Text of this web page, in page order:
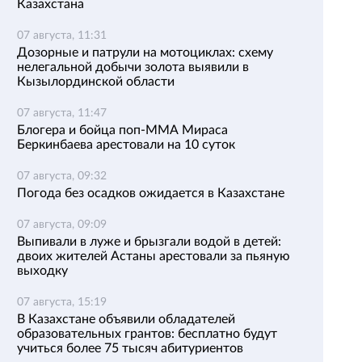
Казахстана
07 августа, 11:31
Дозорные и патрули на мотоциклах: схему
нелегальной добычи золота выявили в
Кызылординской области
07 августа, 11:47
Блогера и бойца поп-ММА Мираса
Беркинбаева арестовали на 10 суток
07 августа, 09:32
Погода без осадков ожидается в Казахстане
07 августа, 09:09
Выпивали в луже и брызгали водой в детей:
двоих жителей Астаны арестовали за пьяную
выходку
07 августа, 15:19
В Казахстане объявили обладателей
образовательных грантов: бесплатно будут
учиться более 75 тысяч абитуриентов